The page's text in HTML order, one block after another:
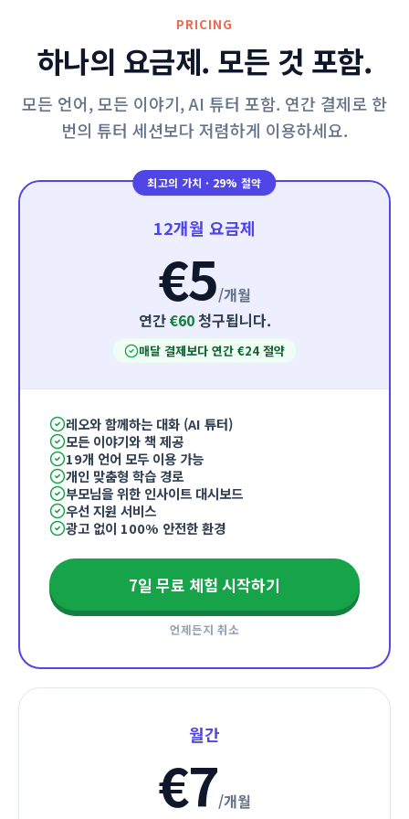
PRICING
하나의 요금제. 모든 것 포함.
모든 언어, 모든 이야기, AI 튜터 포함. 연간 결제로 한
번의 튜터 세션보다 저렴하게 이용하세요.
최고의 가치 · 29% 절약
12개월 요금제
€5/개월
연간€60청구됩니다.
매달 결제보다 연간 €24 절약
레오와 함께하는 대화 (AI 튜터)
모든 이야기와 책 제공
19개 언어 모두 이용 가능
개인 맞춤형 학습 경로
부모님을 위한 인사이트 대시보드
우선 지원 서비스
광고 없이 100% 안전한 환경
7일 무료 체험 시작하기
언제든지 취소
월간
€7/개월